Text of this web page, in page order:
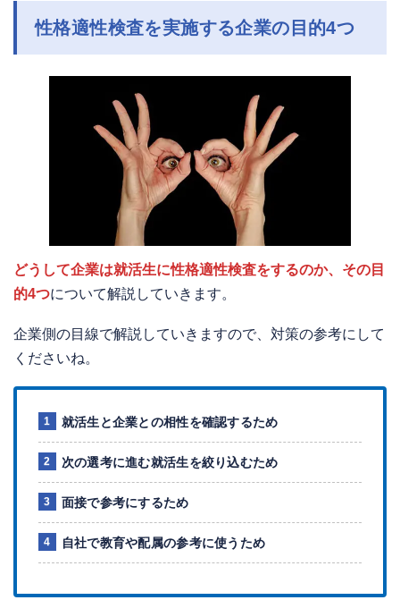
性格適性検査を実施する企業の目的4つ
どうして企業は就活生に性格適性検査をするのか、その目
的4つについて解説していきます。
企業側の目線で解説していきますので、対策の参考にして
くださいね。
就活生と企業との相性を確認するため
次の選考に進む就活生を絞り込むため
面接で参考にするため
自社で教育や配属の参考に使うため